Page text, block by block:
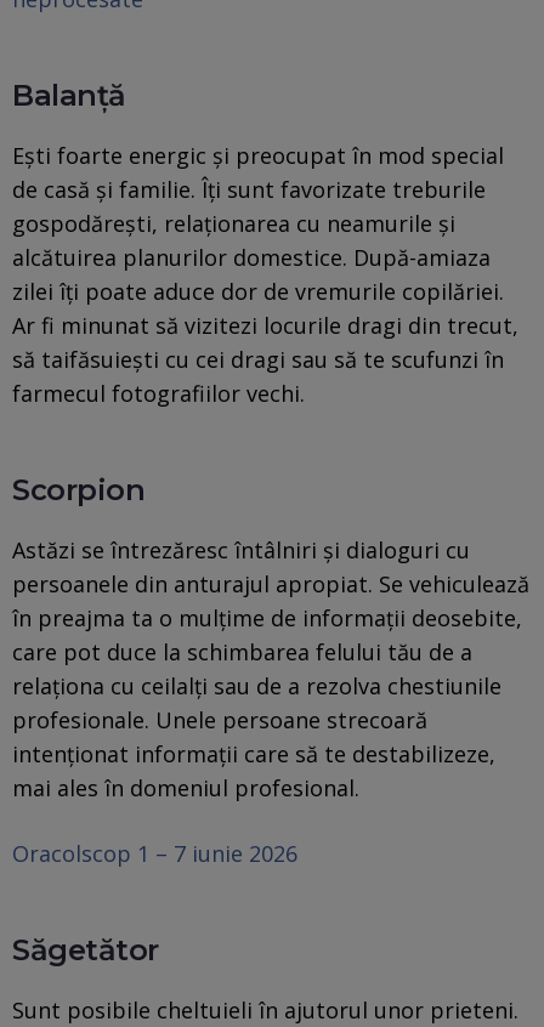
Balanță
Ești foarte energic și preocupat în mod special
de casă și familie. Îți sunt favorizate treburile
gospodărești, relaționarea cu neamurile și
alcătuirea planurilor domestice. După-amiaza
zilei îți poate aduce dor de vremurile copilăriei.
Ar fi minunat să vizitezi locurile dragi din trecut,
să taifăsuiești cu cei dragi sau să te scufunzi în
farmecul fotografiilor vechi.
Scorpion
Astăzi se întrezăresc întâlniri și dialoguri cu
persoanele din anturajul apropiat. Se vehiculează
în preajma ta o mulțime de informații deosebite,
care pot duce la schimbarea felului tău de a
relaționa cu ceilalți sau de a rezolva chestiunile
profesionale. Unele persoane strecoară
intenționat informații care să te destabilizeze,
mai ales în domeniul profesional.
Oracolscop 1 – 7 iunie 2026
Săgetător
Sunt posibile cheltuieli în ajutorul unor prieteni.